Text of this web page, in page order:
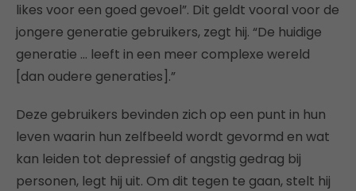
likes voor een goed gevoel”. Dit geldt vooral voor de
jongere generatie gebruikers, zegt hij. “De huidige
generatie … leeft in een meer complexe wereld
[dan oudere generaties].”
Deze gebruikers bevinden zich op een punt in hun
leven waarin hun zelfbeeld wordt gevormd en wat
kan leiden tot depressief of angstig gedrag bij
personen, legt hij uit. Om dit tegen te gaan, stelt hij